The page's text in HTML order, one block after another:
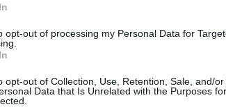
opt-out of processing my Personal Data for
opt-out of Collection, Use, Retention, Sale, and/or
Data that Is Unrelated with the Purposes
Αγγλικών σε μόνο 2